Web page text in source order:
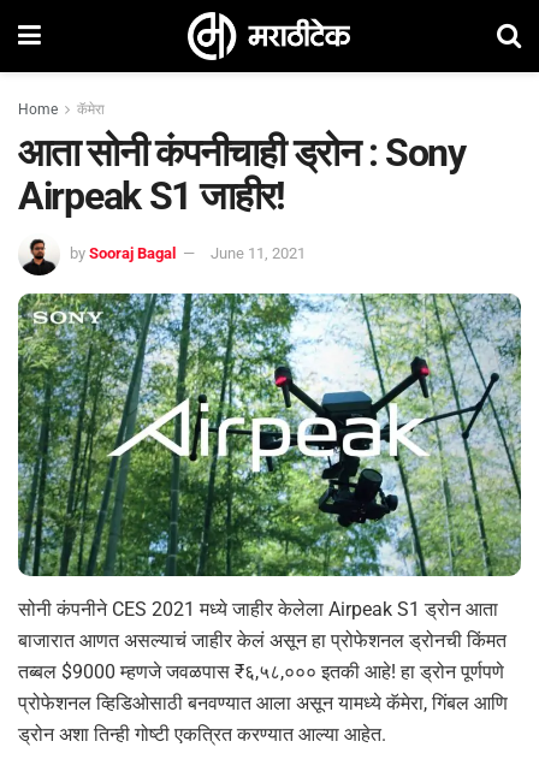
Home कॅमेरा
आता सोनी कंपनीचाही ड्रोन : Sony
Airpeak S1 जाहीर!
by Sooraj Bagal June 11, 2021
सोनी कंपनीने CES 2021 मध्ये जाहीर केलेला Airpeak S1 ड्रोन आता
बाजारात आणत असल्याचं जाहीर केलं असून हा प्रोफेशनल ड्रोनची किंमत
तब्बल $9000 म्हणजे जवळपास ₹६,५८,००० इतकी आहे! हा ड्रोन पूर्णपणे
प्रोफेशनल व्हिडिओसाठी बनवण्यात आला असून यामध्ये कॅमेरा, गिंबल आणि
ड्रोन अशा तिन्ही गोष्टी एकत्रित करण्यात आल्या आहेत.